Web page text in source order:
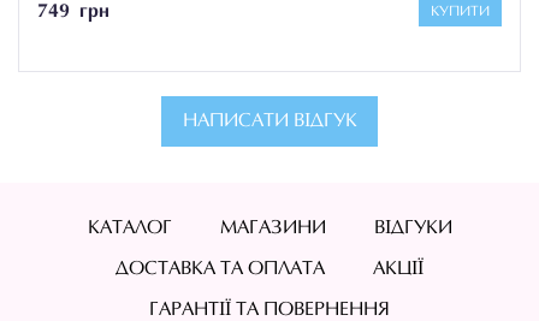
749 грн КУПИТИ
НАПИСАТИ ВІДГУК
КАТАЛОГ МАГАЗИНИ ВІДГУКИ
ДОСТАВКА ТА ОПЛАТА АКЦІЇ
ГАРАНТІЇ ТА ПОВЕРНЕННЯ